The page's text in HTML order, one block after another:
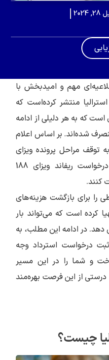
2024
مهم و امیدبخش با
موضوع بازگشت وجه ویزای 188 استرالیا منتشر کرده‌است که
که به هر دلیلی از ادامه
ویزای 188 خود منصرف شده‌اند. بر اساس اعلام
توقف مراحل پرونده ویزای
تجاری خود را دارند، می‌توانند درخواست ریفاند ویزای 188
کنند.
را برای بازگشت هزینه‌های
کرده است که می‌تواند بار
دهد. در ادامه این مطلب، به
درخواست استرداد وجه
پرداخت و شما را در این مسیر
درستی از این فرصت بهره‌مند